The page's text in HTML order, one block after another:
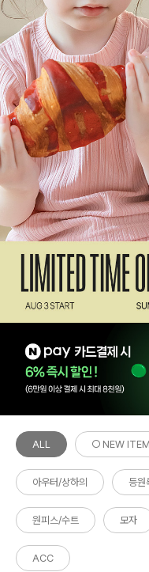
ALL ○ NEW ITEM
아우터/상하의 등원
원피스/수트 모자
ACC